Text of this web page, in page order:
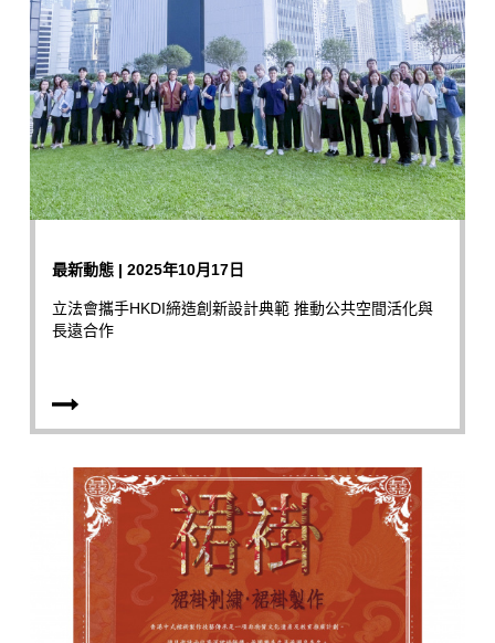
最新動態 | 2025年10月17日
立法會攜手HKDI締造創新設計典範 推動公共空間活化與
長遠合作